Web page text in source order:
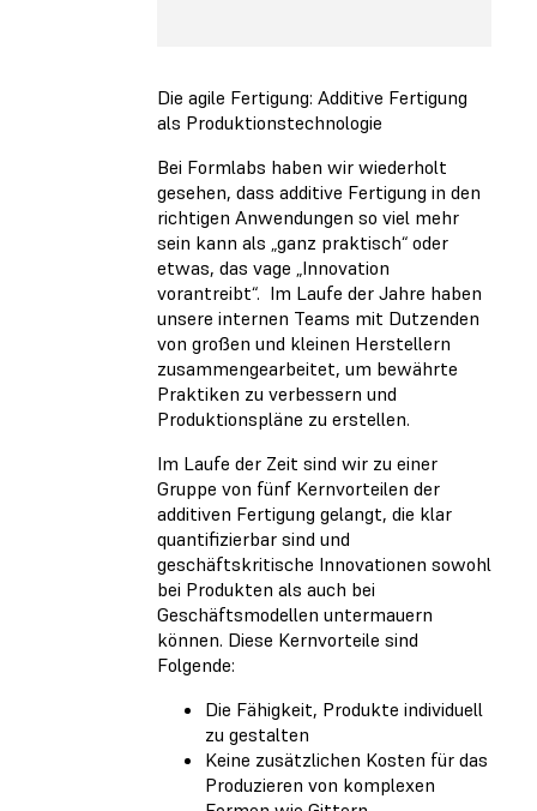
Die agile Fertigung: Additive Fertigung
als Produktionstechnologie
Bei Formlabs haben wir wiederholt
gesehen, dass additive Fertigung in den
richtigen Anwendungen so viel mehr
sein kann als „ganz praktisch“ oder
etwas, das vage „Innovation
vorantreibt“. Im Laufe der Jahre haben
unsere internen Teams mit Dutzenden
von großen und kleinen Herstellern
zusammengearbeitet, um bewährte
Praktiken zu verbessern und
Produktionspläne zu erstellen.
Im Laufe der Zeit sind wir zu einer
Gruppe von fünf Kernvorteilen der
additiven Fertigung gelangt, die klar
quantifizierbar sind und
geschäftskritische Innovationen sowohl
bei Produkten als auch bei
Geschäftsmodellen untermauern
können. Diese Kernvorteile sind
Folgende:
Die Fähigkeit, Produkte individuell
zu gestalten
Keine zusätzlichen Kosten für das
Produzieren von komplexen